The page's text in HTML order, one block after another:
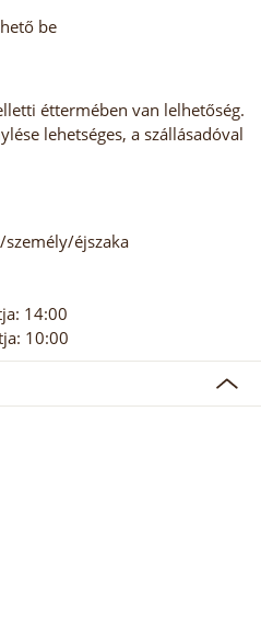
be
éttermében van lelhetőség.
lehetséges, a szállásadóval
személy/éjszaka
14:00
10:00